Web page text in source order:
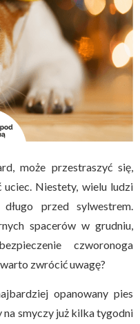
może przestraszyć się,
Niestety, wielu ludzi
przed sylwestrem.
spacerów w grudniu,
czworonoga
zwrócić uwagę?
opanowany pies
smyczy już kilka tygodni